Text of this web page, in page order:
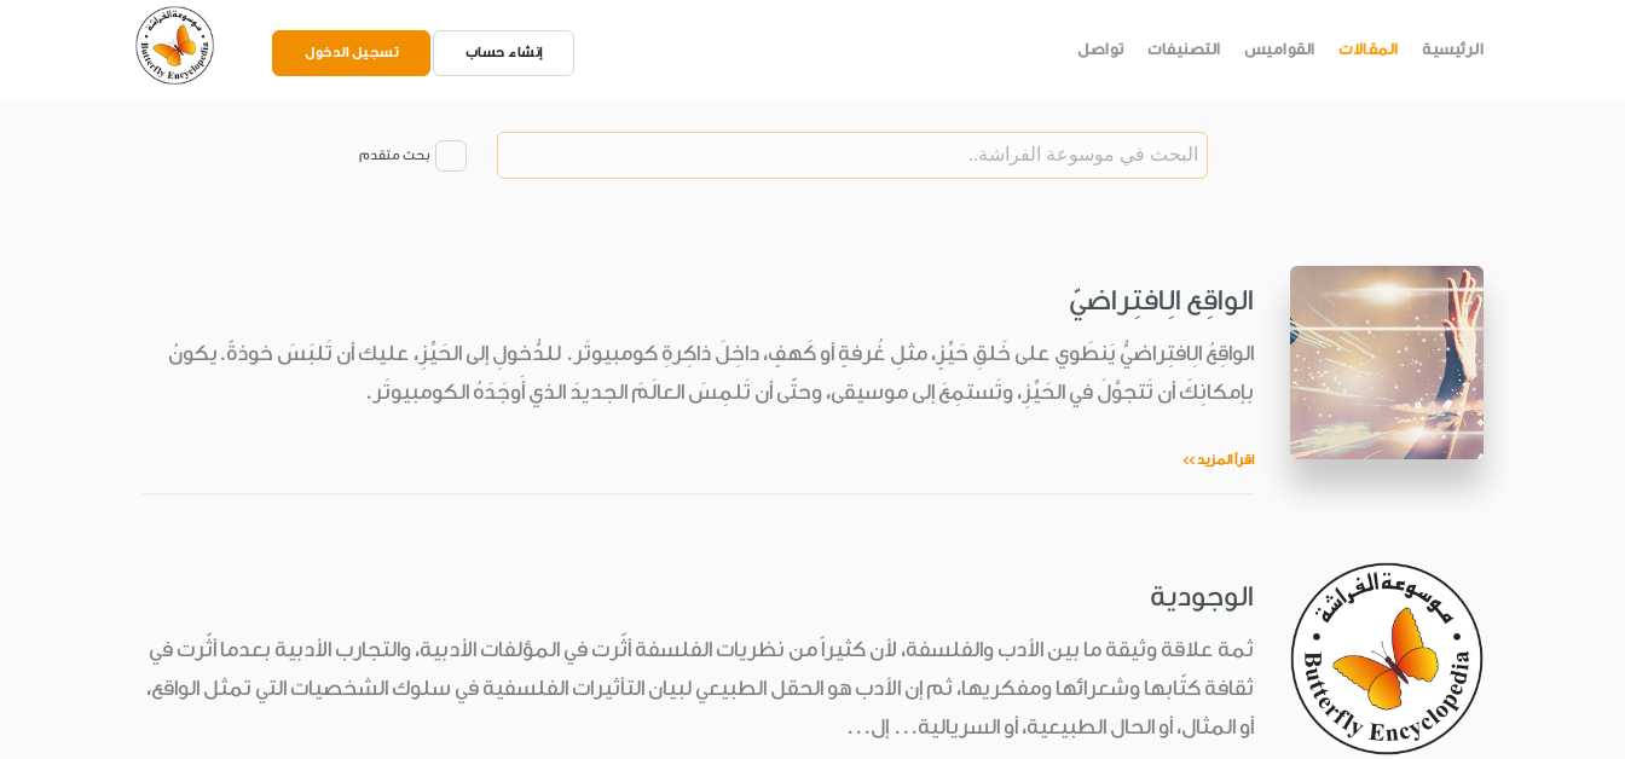
الرئيسية المقالات القواميس التصنيفات تواصل إنشاء حساب تسجيل الدخول
بحث متقدم
الواقِع الِافتِراضيّ
الواقِعُ الِافتِراضيُّ يَنطَوي على خَلقِ حَيِّزٍ، مثلِ غُرفةٍ أو كَهفٍ، داخِلَ ذاكِرةِ كومبيوتَر. للدُّخولِ إلى الحَيِّزِ، عليك أن تَلبَسَ خوذةً.يكونُ
بإمكانِكَ أن تَتجوَّلَ في الحَيِّزِ، وتَستمِعَ إلى موسيقى، وحتّى أن تَلمِسَ العالَمَ الجديدَ الذي أَوجَدَهُ الكومبيوتَر.
اقرأ المزيد >>
الوجودية
ثمة علاقة وثيقة ما بين الأدب والفلسفة، لأن كثيراً من نظريات الفلسفة أثّرت في المؤلفات الأدبية، والتجارب الأدبية بعدما أثّرت في
ثقافة كتّابها وشعرائها ومفكريها، ثم إن الأدب هو الحقل الطبيعي لبيان التأثيرات الفلسفية في سلوك الشخصيات التي تمثل الواقع،
أو المثال، أو الحال الطبيعية، أو السريالية... إل...